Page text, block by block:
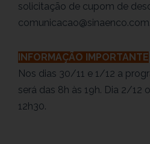
solicitação de cupom de
INFORMAÇÃO IMPORTANTE
Nos dias 30/11 e 1/12 a
será das 8h às 19h. Dia 2/12
12h30.